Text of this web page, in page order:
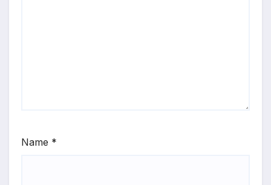
Name *